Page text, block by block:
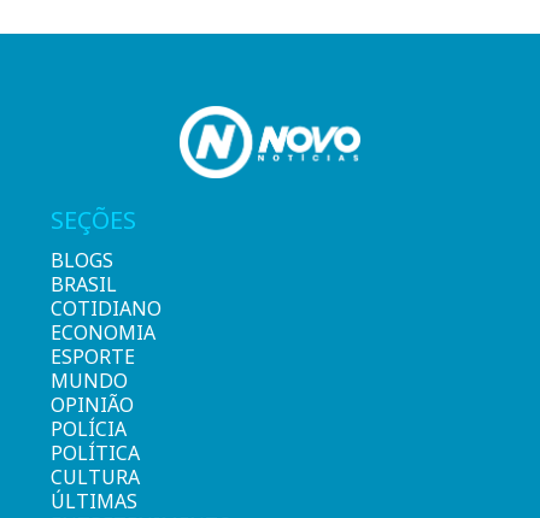
SEÇÕES
BLOGS
BRASIL
COTIDIANO
ECONOMIA
ESPORTE
MUNDO
OPINIÃO
POLÍCIA
POLÍTICA
CULTURA
ÚLTIMAS